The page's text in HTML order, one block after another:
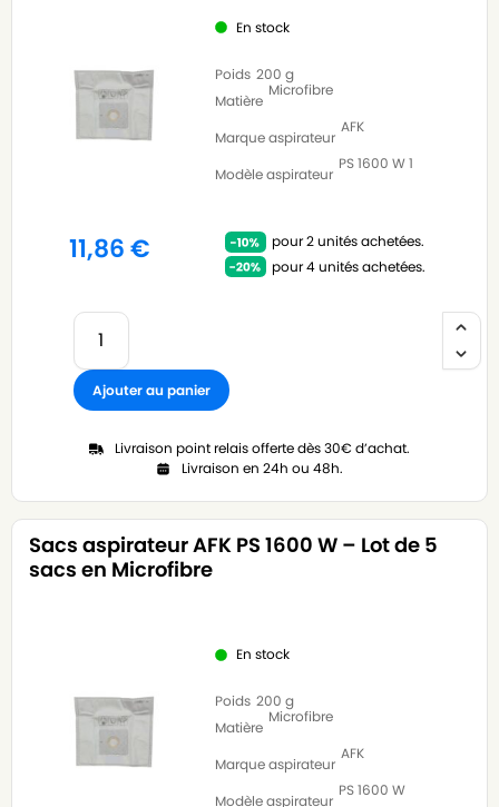
En stock
Poids 200 g
Matière
Microfibre
Marque aspirateur
AFK
Modèle aspirateur
PS 1600 W 1
11,86€
pour 2 unités achetées.
pour 4 unités achetées.
Ajouter au panier
Livraison point relais offerte dès 30€ d’achat.
Livraison en 24h ou 48h.
Sacs aspirateur AFK PS 1600 W – Lot de 5
sacs en Microfibre
En stock
Poids 200 g
Matière
Microfibre
Marque aspirateur
AFK
Modèle aspirateur
PS 1600 W